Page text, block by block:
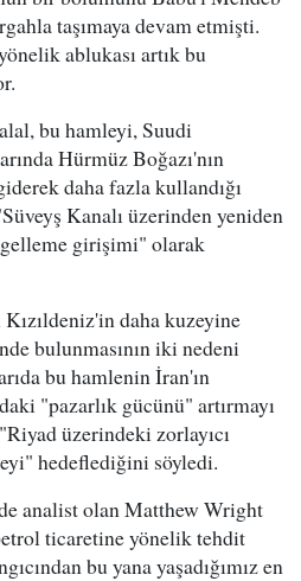
taşımaya devam etmişti.
ablukası artık bu
bu hamleyi, Suudi
Hürmüz Boğazı'nın
daha fazla kullandığı
Kanalı üzerinden yeniden
girişimi" olarak
daha kuzeyine
bulunmasının iki nedeni
bu hamlenin İran'ın
"pazarlık gücünü" artırmayı
üzerindeki zorlayıcı
hedeflediğini söyledi.
analist olan Matthew Wright
ticaretine yönelik tehdit
bu yana yaşadığımız en